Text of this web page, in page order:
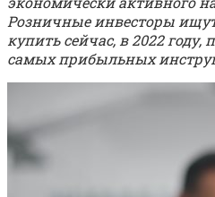
Розничные инвесторы
купить сейчас, в 2022 году,
самых прибыльных